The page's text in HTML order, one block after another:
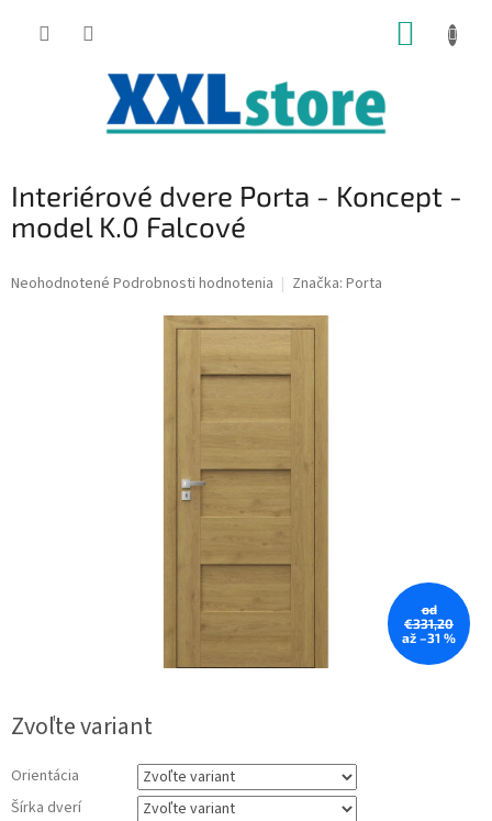
Interiérové dvere Porta - Koncept -
model K.0 Falcové
Priemerné
Neohodnotené Podrobnosti hodnotenia Značka: Porta
od
€331,20
až –31 %
Zvoľte variant
Orientácia
Šírka dverí